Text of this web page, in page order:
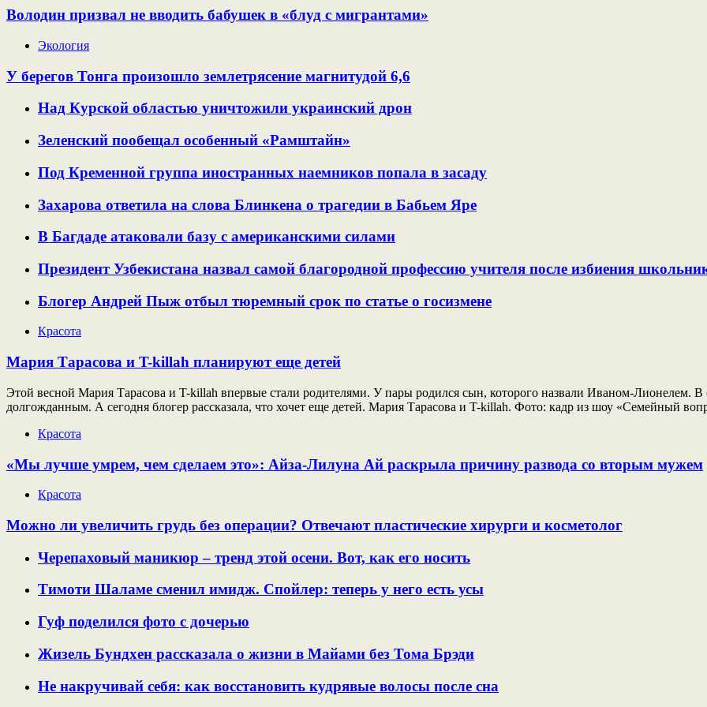
Володин призвал не вводить бабушек в «блуд с мигрантами»
Экология
У берегов Тонга произошло землетрясение магнитудой 6,6
Над Курской областью уничтожили украинский дрон
Зеленский пообещал особенный «Рамштайн»
Под Кременной группа иностранных наемников попала в засаду
Захарова ответила на слова Блинкена о трагедии в Бабьем Яре
В Багдаде атаковали базу с американскими силами
Президент Узбекистана назвал самой благородной профессию учителя после избиения
Блогер Андрей Пыж отбыл тюремный срок по статье о госизмене
Красота
Мария Тарасова и T-killah планируют еще детей
Этой весной Мария Тарасова и T-killah впервые стали родителями. У пары родился сын, которого назвали Иваном-Лионелем.
долгожданным. А сегодня блогер рассказала, что хочет еще детей. Мария Тарасова и T-killah. Фото: кадр из шоу «Семейный
Красота
«Мы лучше умрем, чем сделаем это»: Айза-Лилуна Ай раскрыла причину развода со вторым мужем
Красота
Можно ли увеличить грудь без операции? Отвечают пластические хирурги и косметолог
Черепаховый маникюр – тренд этой осени. Вот, как его носить
Тимоти Шаламе сменил имидж. Спойлер: теперь у него есть усы
Гуф поделился фото с дочерью
Жизель Бундхен рассказала о жизни в Майами без Тома Брэди
Не накручивай себя: как восстановить кудрявые волосы после сна